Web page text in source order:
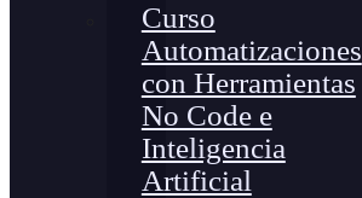
Curso
Automatizaciones
con Herramientas
No Code e
Inteligencia
Artificial